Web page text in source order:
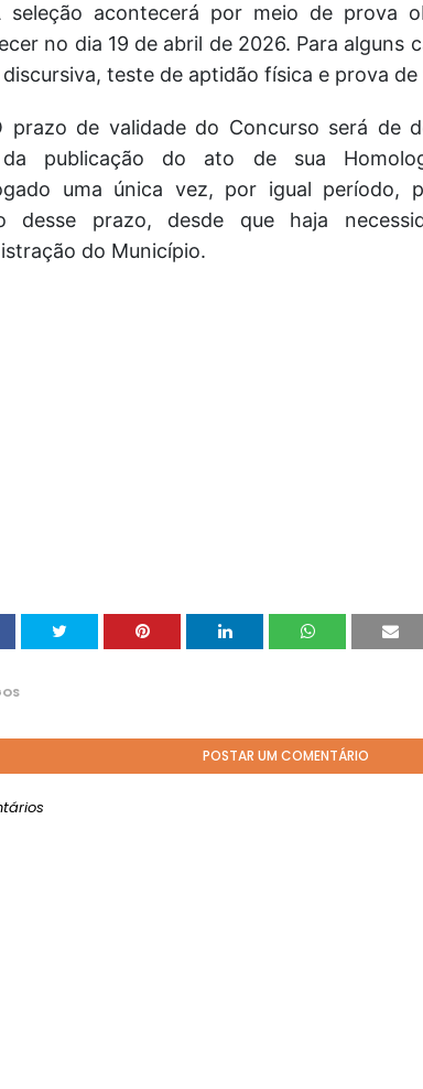
seleção acontecerá por meio de prova
no dia 19 de abril de 2026. Para alguns
teste de aptidão física e prova
prazo de validade do Concurso será de
publicação do ato de sua
uma única vez, por igual período,
desse prazo, desde que haja
do Município.
POSTAR UM COMENTÁRIO